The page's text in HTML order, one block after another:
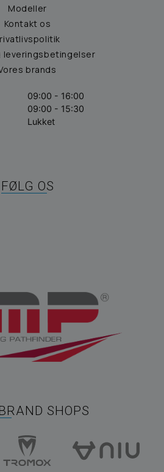
Modeller
Kontakt os
leveringsbetingelser
brands
09:00 - 16:00
09:00 - 15:30
Lukket
FØLG OS
SHOPS